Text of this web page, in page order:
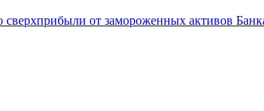
от замороженных активов